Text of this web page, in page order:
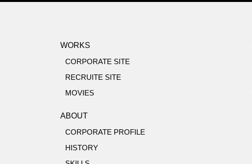
WORKS
CORPORATE SITE
RECRUITE SITE
MOVIES
ABOUT
CORPORATE PROFILE
HISTORY